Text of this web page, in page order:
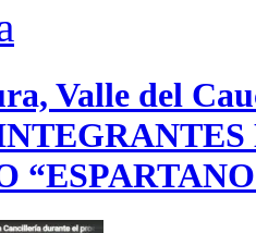
Valle del